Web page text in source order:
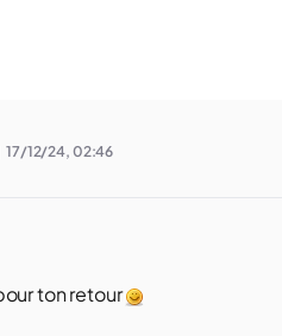
17/12/24, 02:46
ton retour